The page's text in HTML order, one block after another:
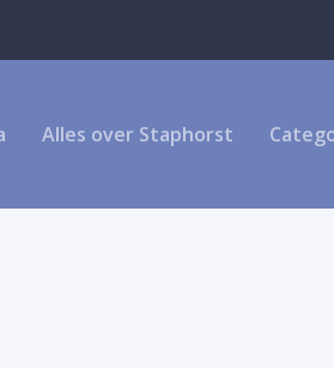
Alles over Staphorst